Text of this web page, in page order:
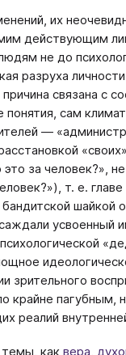
их
действующим
не до
разруха
связана с
сам
—
за человек?»,
т. е. главе
шайкой
усвоенный
зрительного
крайне
реалий
темы, как вера